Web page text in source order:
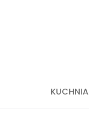
KUCHNIA